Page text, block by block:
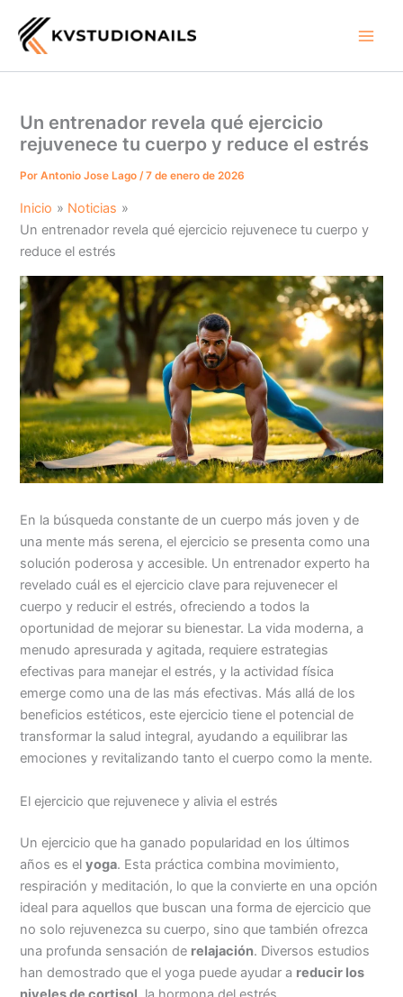
contenido
Un entrenador revela qué ejercicio
rejuvenece tu cuerpo y reduce el estrés
PorAntonio Jose Lago /7 de enero de 2026
Inicio
Noticias
Un entrenador revela qué ejercicio rejuvenece tu cuerpo y
reduce el estrés
En la búsqueda constante de un cuerpo más joven y de
una mente más serena, el ejercicio se presenta como una
solución poderosa y accesible. Un entrenador experto ha
revelado cuál es el ejercicio clave para rejuvenecer el
cuerpo y reducir el estrés, ofreciendo a todos la
oportunidad de mejorar su bienestar. La vida moderna, a
menudo apresurada y agitada, requiere estrategias
efectivas para manejar el estrés, y la actividad física
emerge como una de las más efectivas. Más allá de los
beneficios estéticos, este ejercicio tiene el potencial de
transformar la salud integral, ayudando a equilibrar las
emociones y revitalizando tanto el cuerpo como la mente.
El ejercicio que rejuvenece y alivia el estrés
Un ejercicio que ha ganado popularidad en los últimos
años es elyoga. Esta práctica combina movimiento,
respiración y meditación, lo que la convierte en una opción
ideal para aquellos que buscan una forma de ejercicio que
no solo rejuvenezca su cuerpo, sino que también ofrezca
una profunda sensación de relajación. Diversos estudios
han demostrado que el yoga puede ayudar a reducir los